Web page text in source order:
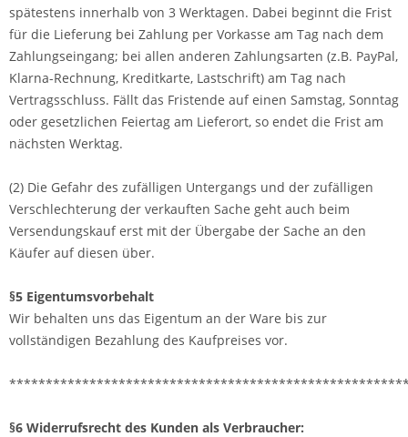
spätestens innerhalb von 3 Werktagen. Dabei beginnt die Frist
für die Lieferung bei Zahlung per Vorkasse am Tag nach dem
Zahlungseingang; bei allen anderen Zahlungsarten (z.B. PayPal,
Klarna-Rechnung, Kreditkarte, Lastschrift) am Tag nach
Vertragsschluss. Fällt das Fristende auf einen Samstag, Sonntag
oder gesetzlichen Feiertag am Lieferort, so endet die Frist am
nächsten Werktag.
(2) Die Gefahr des zufälligen Untergangs und der zufälligen
Verschlechterung der verkauften Sache geht auch beim
Versendungskauf erst mit der Übergabe der Sache an den
Käufer auf diesen über.
§5 Eigentumsvorbehalt
Wir behalten uns das Eigentum an der Ware bis zur
vollständigen Bezahlung des Kaufpreises vor.
§6 Widerrufsrecht des Kunden als Verbraucher: